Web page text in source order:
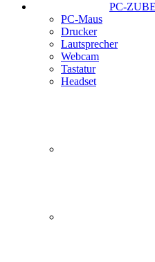
PC-
PC-Maus
Drucker
Lautsprecher
Webcam
Tastatur
Headset